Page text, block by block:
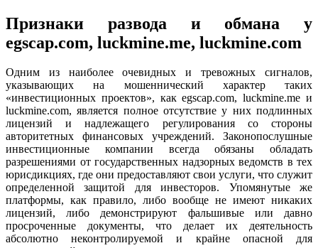
Признаки развода и обмана у
egscap.com, luckmine.me, luckmine.com
Одним из наиболее очевидных и тревожных сигналов,
указывающих на мошеннический характер таких
«инвестиционных проектов», как egscap.com, luckmine.me и
luckmine.com, является полное отсутствие у них подлинных
лицензий и надлежащего регулирования со стороны
авторитетных финансовых учреждений. Законопослушные
инвестиционные компании всегда обязаны обладать
разрешениями от государственных надзорных ведомств в тех
юрисдикциях, где они предоставляют свои услуги, что служит
определенной защитой для инвесторов. Упомянутые же
платформы, как правило, либо вообще не имеют никаких
лицензий, либо демонстрируют фальшивые или давно
просроченные документы, что делает их деятельность
абсолютно неконтролируемой и крайне опасной для